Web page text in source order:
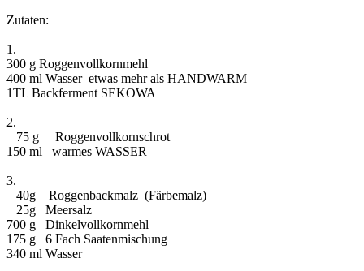
Zutaten:
1.
300 g Roggenvollkornmehl
400 ml Wasser etwas mehr als HANDWARM
1TL Backferment SEKOWA
2.
75 g Roggenvollkornschrot
150 ml warmes WASSER
3.
40g Roggenbackmalz (Färbemalz)
25g Meersalz
700 g Dinkelvollkornmehl
175 g 6 Fach Saatenmischung
340 ml Wasser